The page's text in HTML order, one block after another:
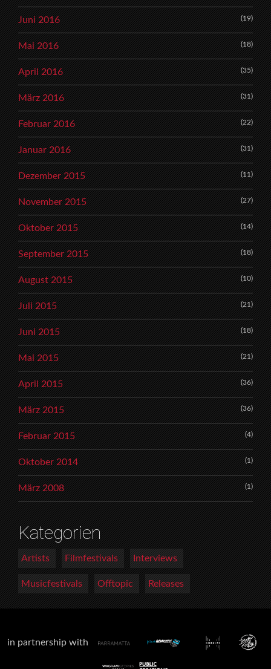
Juni 2016 (19)
Mai 2016 (18)
April 2016 (35)
März 2016 (31)
Februar 2016 (22)
Januar 2016 (31)
Dezember 2015 (11)
November 2015 (27)
Oktober 2015 (14)
September 2015 (18)
August 2015 (10)
Juli 2015 (21)
Juni 2015 (18)
Mai 2015 (21)
April 2015 (36)
März 2015 (36)
Februar 2015 (4)
Oktober 2014 (1)
März 2008 (1)
Kategorien
Artists Filmfestivals Interviews
Musicfestivals Offtopic Releases
in partnership with